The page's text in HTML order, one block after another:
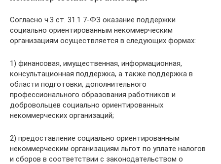
Согласно ч.3 ст. 31.1 7-ФЗ оказание поддержки
социально ориентированным некоммерческим
организациям осуществляется в следующих формах:
1) финансовая, имущественная, информационная,
консультационная поддержка, а также поддержка в
области подготовки, дополнительного
профессионального образования работников и
добровольцев социально ориентированных
некоммерческих организаций;
2) предоставление социально ориентированным
некоммерческим организациям льгот по уплате налогов
и сборов в соответствии с законодательством о